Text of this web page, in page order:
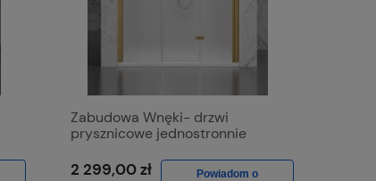
Zabudowa Wnęki- drzwi
prysznicowe jednostronnie
Szczotkowane, Szkło Mrożone
2 299,00 zł
Powiadom o